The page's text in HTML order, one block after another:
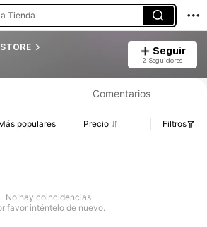
Tienda
Seguir
2 Seguidores
Comentarios
populares Precio Filtros
No hay coincidencias
favor inténtelo de nuevo.